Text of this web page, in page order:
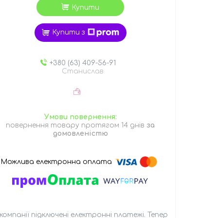
Купити
Купити з
+380 (63) 409-56-91
Станислав
повернення товару протягом 14 днів за
домовленістю
підключені електронні платежі. Тепер